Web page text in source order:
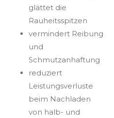
glättet die
Rauheitsspitzen
vermindert Reibung
und
Schmutzanhaftung
reduziert
Leistungsverluste
beim Nachladen
von halb- und